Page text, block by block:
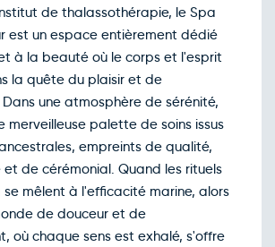
de thalassothérapie, le Spa
est un espace entièrement dédié
à la beauté où le corps et l'esprit
la quête du plaisir et de
une atmosphère de sérénité,
merveilleuse palette de soins issus
empreints de qualité,
de cérémonial. Quand les rituels
se mêlent à l'efficacité marine, alors
de douceur et de
où chaque sens est exhalé, s'offre